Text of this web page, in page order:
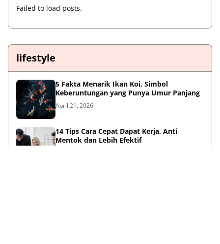
Failed to load posts.
lifestyle
5 Fakta Menarik Ikan Koi, Simbol
Keberuntungan yang Punya Umur Panjang
April 21, 2026
14 Tips Cara Cepat Dapat Kerja, Anti
Mentok dan Lebih Efektif